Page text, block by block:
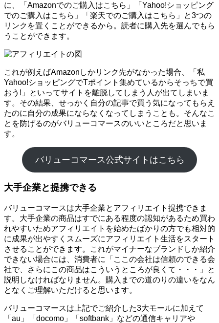
に、「Amazonでのご購入はこちら」「Yahoo!ショッピング
でのご購入はこちら」「楽天でのご購入はこちら」と3つの
リンクを置くことができるから。読者に購入先を選んでもら
うことができます。
これが例えばAmazonしかリンク先がなかった場合、「私
Yahoo!ショッピングでTポイント集めているからそっちで買
おう!」といってサイトを離脱してしまう人が出てしまいま
す。その結果、せっかく自分の記事で買う気になってもらえ
たのに自分の成果にならなくなってしまうことも。そんなこ
とを防げるのがバリューコマースのいいところだと思いま
す。
バリューコマース公式サイトはこちら
大手企業と提携できる
バリューコマースは大手企業とアフィリエイト提携できま
す。大手企業の商品はすでにある程度の認知があるため買わ
れやすいためアフィリエイトを始めたばかりの方でも相対的
に成果が出やすくスムーズにアフィリエイト生活をスタート
させることができます。これがマイナーなブランドしか紹介
できない場合には、消費者に「ここの会社は信頼のできる会
社で、さらにこの商品はこういうところが良くて・・・」と
説明しなければなりません。購入までの道のりの違いをなん
となくご理解いただけると思います。
バリューコマースは上記でご紹介した3大モールに加えて
「au」「docomo」「softbank」などの通信キャリアや